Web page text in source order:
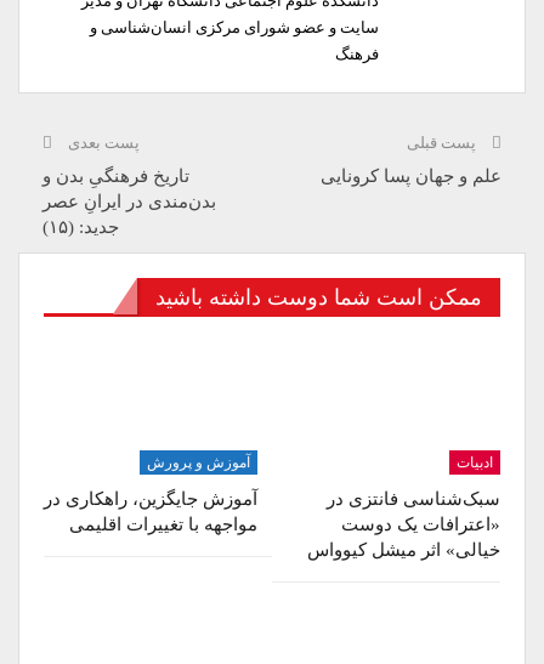
سایت و عضو شورای مرکزی انسان‌شناسی و
فرهنگ
پست قبلی
علم و جهان پسا کرونایی
پست بعدی
تاریخ فرهنگیِ بدن و
بدن‌مندی در ایرانِ عصر
جدید: (۱۵)
ممکن است شما دوست داشته باشید
ادبیات
سبک‌شناسی فانتزی در
«اعترافات یک دوست
خیالی» اثر میشل کیوواس
آموزش و پرورش
آموزش جایگزین، راهکاری در
مواجهه با تغییرات اقلیمی